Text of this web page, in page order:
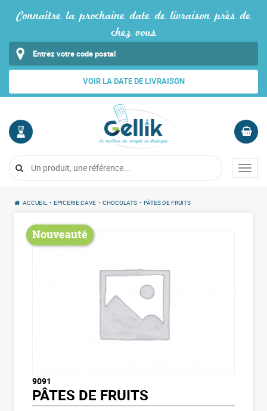
Connaître la prochaine date de livraison près de
chez vous
VOIR LA DATE DE LIVRAISON
COMPTE
Me
Vide
Menu
ACCUEIL • EPICERIE CAVE • CHOCOLATS • PÂTES DE FRUITS
Nouveauté
9091
PÂTES DE FRUITS